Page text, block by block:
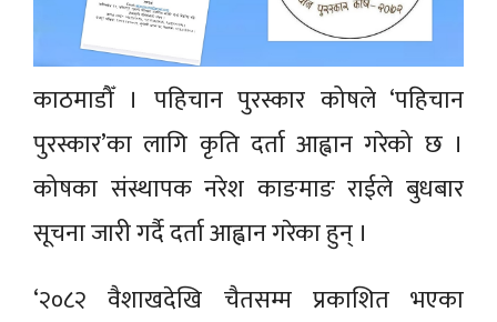
काठमाडौँ । पहिचान पुरस्कार कोषले ‘पहिचान
पुरस्कार’का लागि कृति दर्ता आह्वान गरेको छ ।
कोषका संस्थापक नरेश काङमाङ राईले बुधबार
सूचना जारी गर्दै दर्ता आह्वान गरेका हुन् ।
‘२०८२ वैशाखदेखि चैतसम्म प्रकाशित भएका